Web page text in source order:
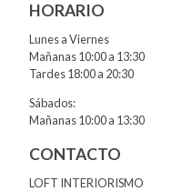
HORARIO
Lunes a Viernes
Mañanas 10:00 a 13:30
Tardes 18:00 a 20:30
Sábados:
Mañanas 10:00 a 13:30
CONTACTO
LOFT INTERIORISMO